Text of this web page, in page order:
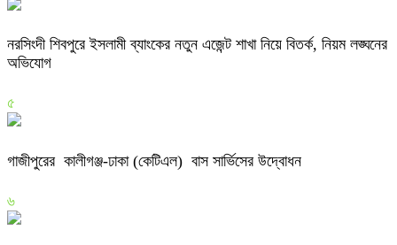
নরসিংদী শিবপুরে ইসলামী ব্যাংকের নতুন এজেন্ট শাখা নিয়ে বিতর্ক, নিয়ম লঙ্ঘনের
অভিযোগ
৫
গাজীপুরের কালীগঞ্জ-ঢাকা (কেটিএল) বাস সার্ভিসের উদ্বোধন
৬